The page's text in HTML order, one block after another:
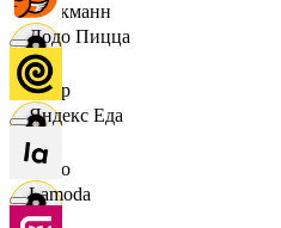
Стокманн
Cпар
demo
Додо Пицца
Яндекс Еда
Lamoda